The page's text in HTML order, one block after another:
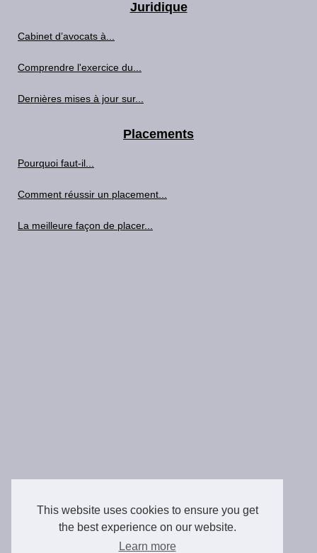
This website uses cookies to ensure you get
the best experience on our website.
Learn more
Juridique
Cabinet d’avocats à...
Comprendre l'exercice du...
Dernières mises à jour sur...
Placements
Pourquoi faut-il...
Comment réussir un placement...
La meilleure façon de placer...